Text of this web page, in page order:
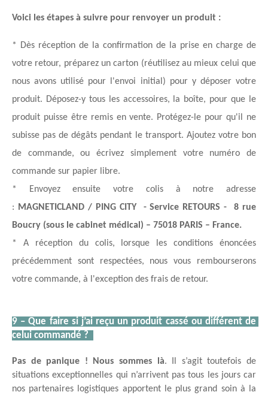
Voici les étapes à suivre pour renvoyer un produit :
* Dès réception de la confirmation de la prise en charge de
votre retour, préparez un carton (réutilisez au mieux celui que
nous avons utilisé pour l'envoi initial) pour y déposer votre
produit. Déposez-y tous les accessoires, la boîte, pour que le
produit puisse être remis en vente. Protégez-le pour qu'il ne
subisse pas de dégâts pendant le transport. Ajoutez votre bon
de commande, ou écrivez simplement votre numéro de
commande sur papier libre.
* Envoyez ensuite votre colis à notre adresse
: MAGNETICLAND / PING CITY  - Service RETOURS -  8 rue
Boucry (sous le cabinet médical) – 75018 PARIS – France.
* A réception du colis, lorsque les conditions énoncées
précédemment sont respectées, nous vous rembourserons
votre commande, à l'exception des frais de retour.
9 – Que faire si j’ai reçu un produit cassé ou différent de
celui commandé ?
Pas de panique ! Nous sommes là. Il s’agit toutefois de
situations exceptionnelles qui n’arrivent pas tous les jours car
nos partenaires logistiques apportent le plus grand soin à la